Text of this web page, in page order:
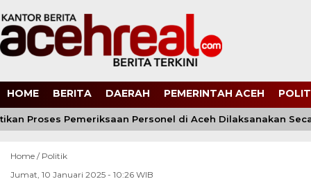
HOME BERITA DAERAH PEMERINTAH ACEH
Proses Pemeriksaan Personel di Aceh Dilaksanakan
Home / Politik
Jumat, 10 Januari 2025 - 10:26 WIB